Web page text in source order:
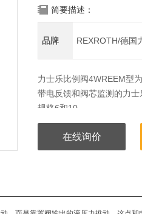
简要描述：
品牌 REXROTH/德国
力士乐比例阀4WREEM型
带电反馈和阀芯监测的力士
规格6和10
安装面按ISO4401
控制流量的向和大小
比例电磁铁操作
在线询价